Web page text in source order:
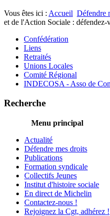
Vous êtes ici : Accueil Défendre
et de l'Action Sociale : défendez-
Confédération
Liens
Retraités
Unions Locales
Comité Régional
INDECOSA - Asso de
Recherche
Menu principal
Actualité
Défendre mes droits
Publications
Formation syndicale
Collectifs Jeunes
Institut d'histoire sociale
En direct de Michelin
Contactez-nous !
Rejoignez la Cgt, adhérez !